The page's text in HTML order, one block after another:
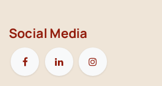
Social Media